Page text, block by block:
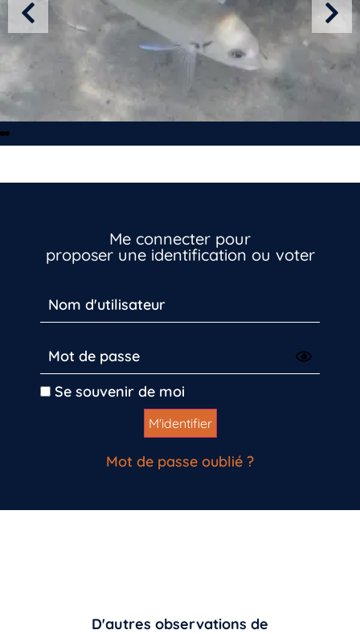
Me connecter pour
proposer une identification ou voter
Se souvenir de moi
Mot de passe oublié ?
D'autres observations de